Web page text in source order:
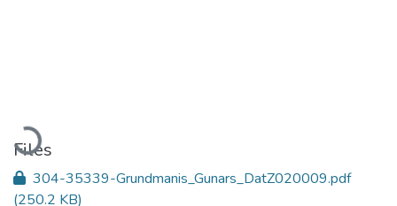
Loading...
Files
304-35339-Grundmanis_Gunars_DatZ020009.pdf
(250.2 KB)